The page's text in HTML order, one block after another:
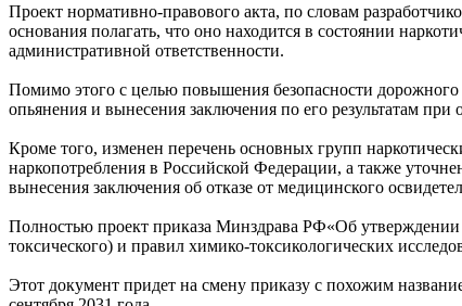
Проект нормативно-правового акта, по словам
основания полагать, что оно находится в состоянии
административной ответственности.
Помимо этого с целью повышения безопасности дорожного
опьянения и вынесения заключения по его результатам
Кроме того, изменен перечень основных групп
наркопотребления в Российской Федерации, а также
вынесения заключения об отказе от медицинского
Полностью проект приказа Минздрава РФ«Об утверждении
токсического) и правил химико-токсикологических
Этот документ придет на смену приказу с похожим